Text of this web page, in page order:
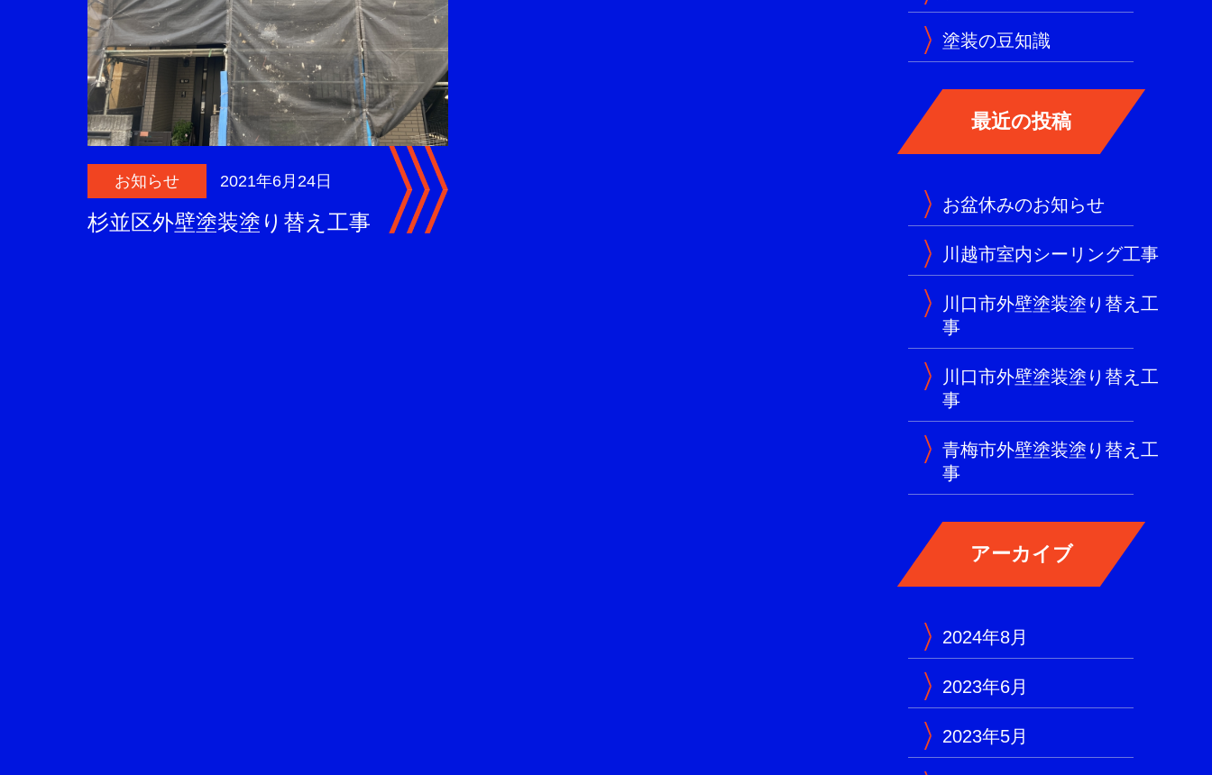
お知らせ 2021年6月24日
杉並区外壁塗装塗り替え工事
塗装の豆知識
お盆休みのお知らせ
川越市室内シーリング工事
川口市外壁塗装塗り替え工
事
川口市外壁塗装塗り替え工
事
青梅市外壁塗装塗り替え工
事
2024年8月
2023年6月
2023年5月